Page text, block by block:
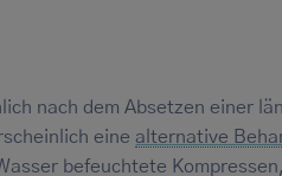
nach dem Absetzen einer
eine alternative
befeuchtete